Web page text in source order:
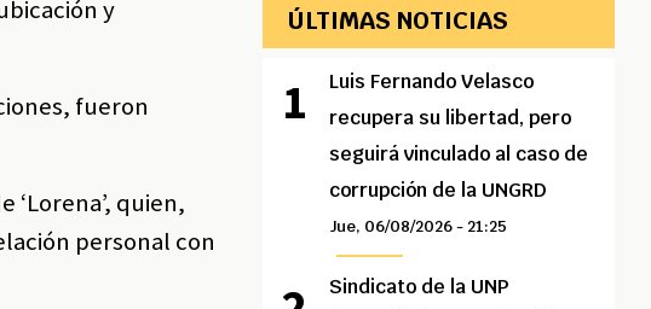
y
fueron
quien,
personal con
ÚLTIMAS NOTICIAS
Luis Fernando Velasco
recupera su libertad, pero
seguirá vinculado al caso de
corrupción de la UNGRD
Jue, 06/08/2026 - 21:25
Sindicato de la UNP